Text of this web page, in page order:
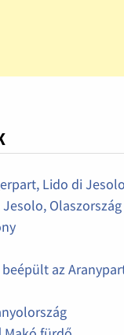
Lido di
Olaszország
az